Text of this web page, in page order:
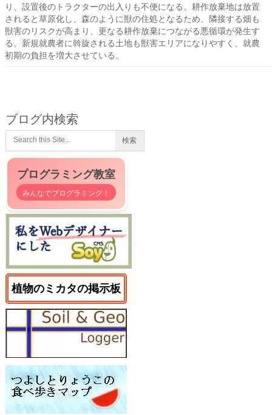
り、設置後のトラクターの出入りも不便になる。耕作放棄地は放置
されると草原化し、森のように獣の住処となるため、隣接する畑も
獣害のリスクが高まり、更なる耕作放棄につながる悪循環が発生す
る。新規就農者に斡旋される土地も獣害エリアになりやすく、就農
初期の負担を増大させている。
ブログ内検索
プログラミング教室
みんなでプログラミング！
植物のミカタの掲示板